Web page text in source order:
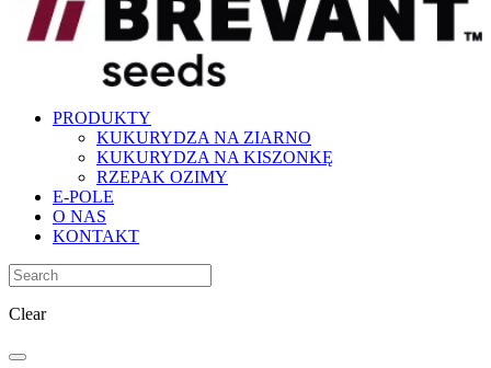
PRODUKTY
KUKURYDZA NA ZIARNO
KUKURYDZA NA KISZONKĘ
RZEPAK OZIMY
E-POLE
O NAS
KONTAKT
Clear